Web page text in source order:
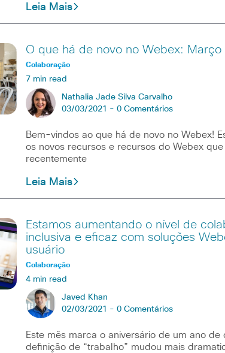
Leia Mais
O que há de novo no Webex: Março
Colaboração
7 min read
Nathalia Jade Silva Carvalho
03/03/2021 - 0 Comentários
Bem-vindos ao que há de novo no Webex!
os novos recursos e recursos do Webex
recentemente
Leia Mais
Estamos aumentando o nível de
inclusiva e eficaz com soluções
usuário
Colaboração
4 min read
Javed Khan
02/03/2021 - 0 Comentários
Este mês marca o aniversário de um ano de
definição de “trabalho” mudou mais